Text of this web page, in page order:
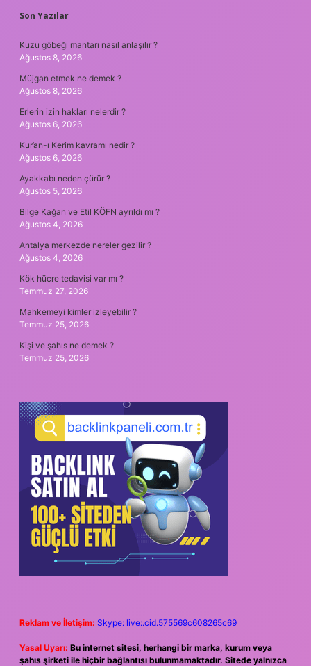
SIDEBAR
Son Yazılar
Kuzu göbeği mantarı nasıl anlaşılır ?
Ağustos 8, 2026
Müjgan etmek ne demek ?
Ağustos 8, 2026
Erlerin izin hakları nelerdir ?
Ağustos 6, 2026
Kur’an-ı Kerim kavramı nedir ?
Ağustos 6, 2026
Ayakkabı neden çürür ?
Ağustos 5, 2026
Bilge Kağan ve Etil KÖFN ayrıldı mı ?
Ağustos 4, 2026
Antalya merkezde nereler gezilir ?
Ağustos 4, 2026
Kök hücre tedavisi var mı ?
Temmuz 27, 2026
Mahkemeyi kimler izleyebilir ?
Temmuz 25, 2026
Kişi ve şahıs ne demek ?
Temmuz 25, 2026
Reklam ve İletişim: Skype: live:.cid.575569c608265c69
Yasal Uyarı: Bu internet sitesi, herhangi bir marka, kurum veya
şahıs şirketi ile hiçbir bağlantısı bulunmamaktadır. Sitede yalnızca